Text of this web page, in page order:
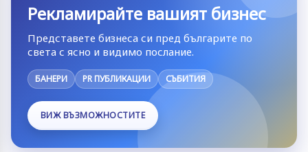
Рекламирайте вашият бизнес
Представете бизнеса си пред българите по
света с ясно и видимо послание.
БАНЕРИ PR ПУБЛИКАЦИИ СЪБИТИЯ
ВИЖ ВЪЗМОЖНОСТИТЕ